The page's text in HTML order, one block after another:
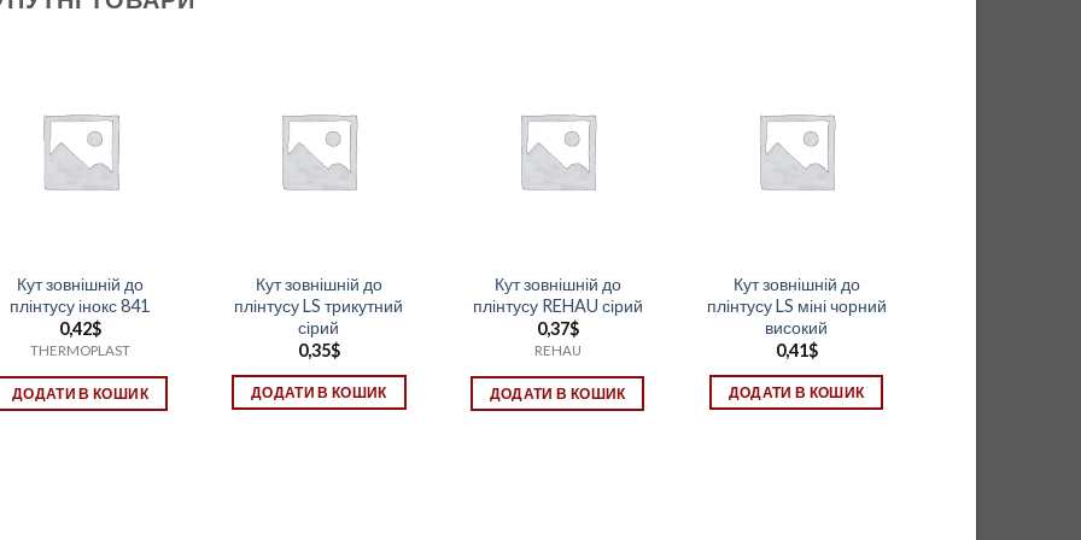
Кут зовнішній до
плінтусу інокс 841
0,42$
THERMOPLAST
ДОДАТИ В КОШИК
Кут зовнішній до
плінтусу LS трикутний
сірий
0,35$
ДОДАТИ В КОШИК
Кут зовнішній до
плінтусу REHAU сірий
0,37$
REHAU
ДОДАТИ В КОШИК
Кут зовнішній до
плінтусу LS міні чорний
високий
0,41$
ДОДАТИ В КОШИК